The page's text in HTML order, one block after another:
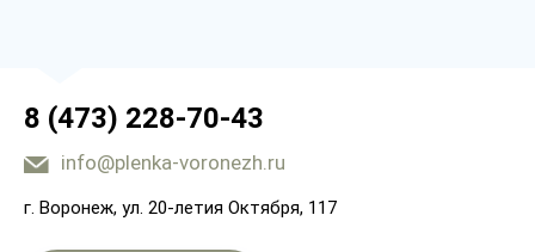
8 (473) 228-70-43
info@plenka-voronezh.ru
г. Воронеж, ул. 20-летия Октября, 117